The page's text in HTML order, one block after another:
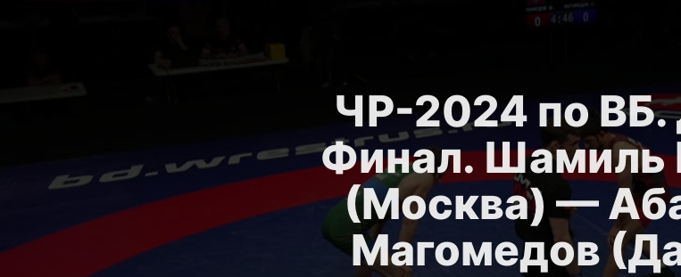
ЧР-2024 по ВБ.
Финал. Шамиль
(Москва) —
Магомедов